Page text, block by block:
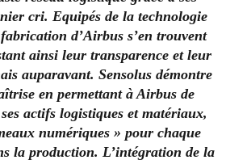
cri. Equipés de la technologie
d’Airbus s’en trouvent
ainsi leur transparence et leur
auparavant. Sensolus démontre
en permettant à Airbus de
actifs logistiques et matériaux,
numériques » pour chaque
la production. L’intégration de la